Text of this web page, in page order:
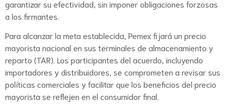
garantizar su efectividad, sin imponer obligaciones forzosas
a los firmantes.
Para alcanzar la meta establecida, Pemex fijará un precio
mayorista nacional en sus terminales de almacenamiento y
reparto (TAR). Los participantes del acuerdo, incluyendo
importadores y distribuidores, se comprometen a revisar sus
políticas comerciales y facilitar que los beneficios del precio
mayorista se reflejen en el consumidor final.